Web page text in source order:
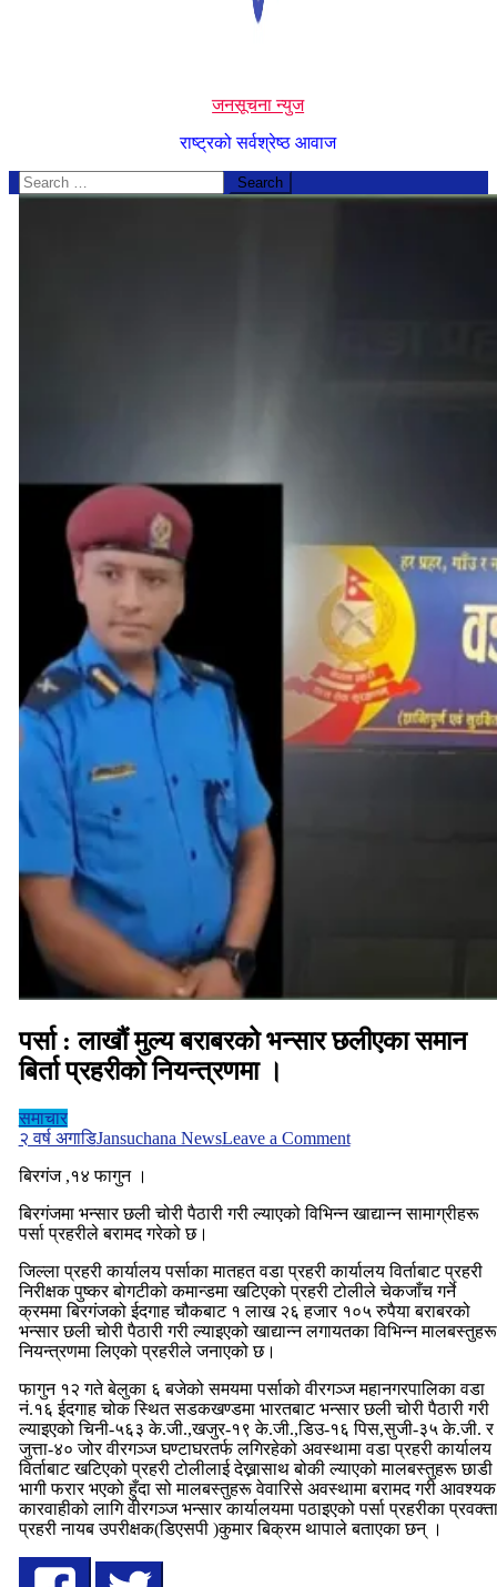
जनसूचना न्युज
राष्ट्रको सर्वश्रेष्ठ आवाज
Search
for:
पर्सा : लाखौं मुल्य बराबरको भन्सार छलीएका समान
बिर्ता प्रहरीको नियन्त्रणमा ।
समाचार
२ वर्ष अगाडिJansuchana NewsLeave a Commenton
मुल्य
भन्सार
छलीएका
समान
बिर्ता
प्रहरीको
बिरगंज ,१४ फागुन ।
बिरगंजमा भन्सार छली चोरी पैठारी गरी ल्याएको विभिन्न खाद्यान्न सामाग्रीहरू
पर्सा प्रहरीले बरामद गरेको छ।
जिल्ला प्रहरी कार्यालय पर्साका मातहत वडा प्रहरी कार्यालय विर्ताबाट प्रहरी
निरीक्षक पुष्कर बोगटीको कमान्डमा खटिएको प्रहरी टोलीले चेकजाँच गर्ने
क्रममा बिरगंजको ईदगाह चौकबाट १ लाख २६ हजार १०५ रुपैया बराबरको
भन्सार छली चोरी पैठारी गरी ल्याइएको खाद्यान्न लगायतका विभिन्न मालबस्तुहरू
नियन्त्रणमा लिएको प्रहरीले जनाएको छ।
फागुन १२ गते बेलुका ६ बजेको समयमा पर्साको वीरगञ्ज महानगरपालिका वडा
नं.१६ ईदगाह चोक स्थित सडकखण्डमा भारतबाट भन्सार छली चोरी पैठारी गरी
ल्याइएको चिनी-५६३ के.जी.,खजुर-१९ के.जी.,डिउ-१६ पिस,सुजी-३५ के.जी. र
जुत्ता-४० जोर वीरगञ्ज घण्टाघरतर्फ लगिरहेको अवस्थामा वडा प्रहरी कार्यालय
विर्ताबाट खटिएको प्रहरी टोलीलाई देख्नासाथ बोकी ल्याएको मालबस्तुहरू छाडी
भागी फरार भएको हुँदा सो मालबस्तुहरू वेवारिसे अवस्थामा बरामद गरी आवश्यक
कारवाहीको लागि वीरगञ्ज भन्सार कार्यालयमा पठाइएको पर्सा प्रहरीका प्रवक्ता
प्रहरी नायब उपरीक्षक(डिएसपी )कुमार बिक्रम थापाले बताएका छन् ।